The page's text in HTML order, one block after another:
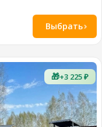
Выбрать
🎁+3 225 ₽